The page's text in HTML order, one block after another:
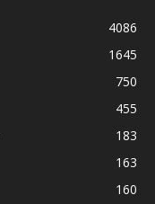
4086
1645
750
455
183
163
160